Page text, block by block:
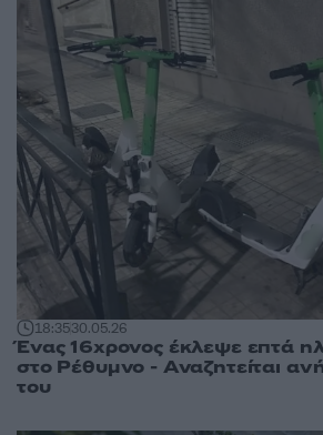
18:3530.05.26
Ένας 16χρονος έκλεψε επτά
στο Ρέθυμνο - Αναζητείται
του